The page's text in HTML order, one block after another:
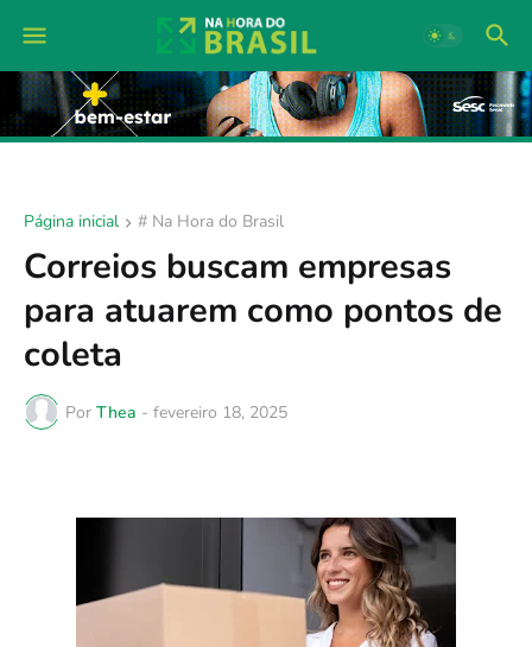
Página inicial # Na Hora do Brasil
Correios buscam empresas
para atuarem como pontos de
coleta
Por Thea - fevereiro 18, 2025